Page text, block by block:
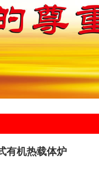
有机热载体炉